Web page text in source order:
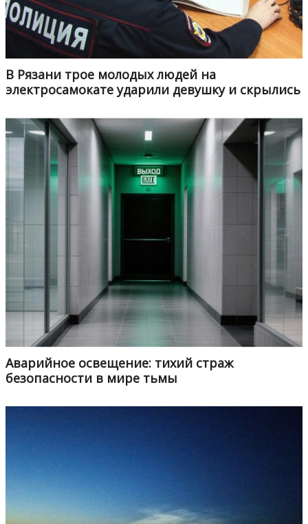
В Рязани трое молодых людей на
электросамокате ударили девушку и скрылись
Аварийное освещение: тихий страж
безопасности в мире тьмы